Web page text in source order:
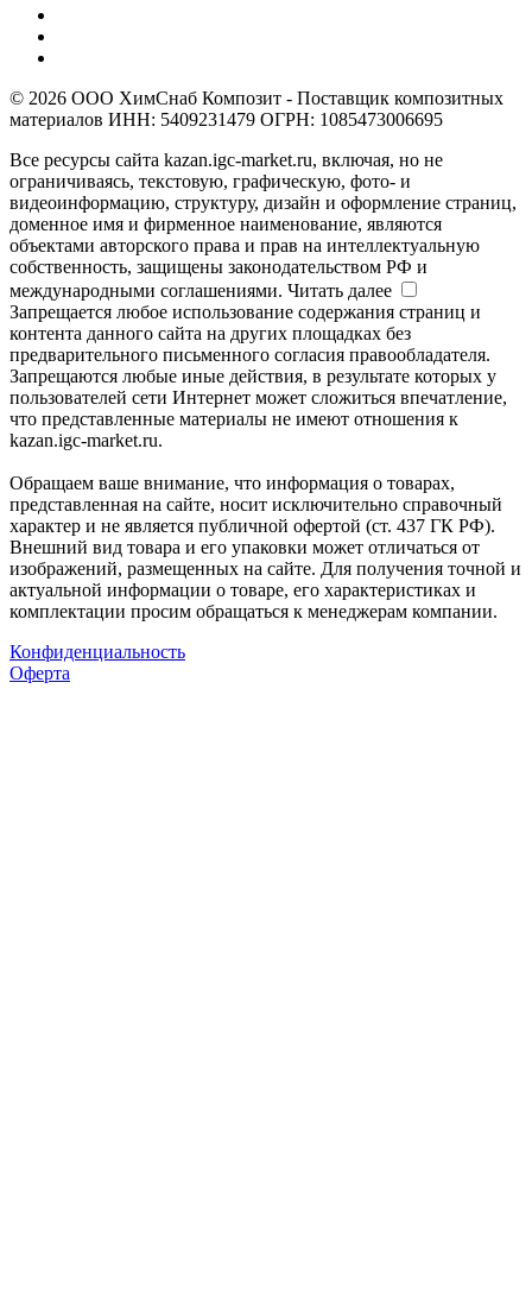
© 2026 ООО ХимСнаб Композит - Поставщик композитных
материалов ИНН: 5409231479 ОГРН: 1085473006695
Все ресурсы сайта kazan.igc-market.ru, включая, но не
ограничиваясь, текстовую, графическую, фото- и
видеоинформацию, структуру, дизайн и оформление страниц,
доменное имя и фирменное наименование, являются
объектами авторского права и прав на интеллектуальную
собственность, защищены законодательством РФ и
международными соглашениями. Читать далее
Запрещается любое использование содержания страниц и
контента данного сайта на других площадках без
предварительного письменного согласия правообладателя.
Запрещаются любые иные действия, в результате которых у
пользователей сети Интернет может сложиться впечатление,
что представленные материалы не имеют отношения к
kazan.igc-market.ru.
Обращаем ваше внимание, что информация о товарах,
представленная на сайте, носит исключительно справочный
характер и не является публичной офертой (ст. 437 ГК РФ).
Внешний вид товара и его упаковки может отличаться от
изображений, размещенных на сайте. Для получения точной и
актуальной информации о товаре, его характеристиках и
комплектации просим обращаться к менеджерам компании.
Конфиденциальность
Оферта